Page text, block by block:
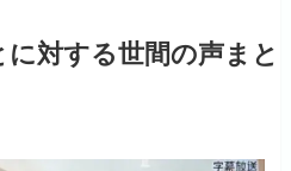
対する世間の声まと